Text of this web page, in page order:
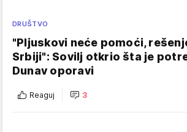
DRUŠTVO
"Pljuskovi neće pomoći,
Srbiji": Sovilj otkrio šta je
Dunav oporavi
Reaguj 3